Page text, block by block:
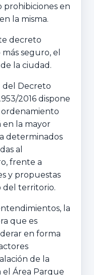
prohibiciones en
la misma.
decreto
seguro, el
la ciudad.
del Decreto
2016 dispone
en la mayor
determinados
al
frente a
y propuestas
del territorio.
la
que es
en forma
de la
Área Parque